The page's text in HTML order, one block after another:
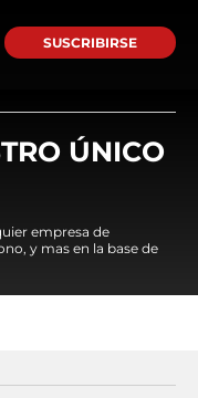
SUSCRIBIRSE
ÚNICO
empresa de
y mas en la base de